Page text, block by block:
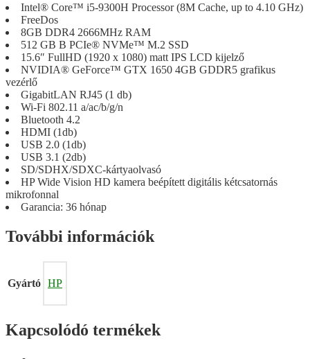
Intel® Core™ i5-9300H Processor (8M Cache, up to 4.10 GHz)
FreeDos
8GB DDR4 2666MHz RAM
512 GB B PCIe® NVMe™ M.2 SSD
15.6″ FullHD (1920 x 1080) matt IPS LCD kijelző
NVIDIA® GeForce™ GTX 1650 4GB GDDR5 grafikus
vezérlő
GigabitLAN RJ45 (1 db)
Wi-Fi 802.11 a/ac/b/g/n
Bluetooth 4.2
HDMI (1db)
USB 2.0 (1db)
USB 3.1 (2db)
SD/SDHX/SDXC-kártyaolvasó
HP Wide Vision HD kamera beépített digitális kétcsatornás
mikrofonnal
Garancia: 36 hónap
További információk
Gyártó HP
Kapcsolódó termékek